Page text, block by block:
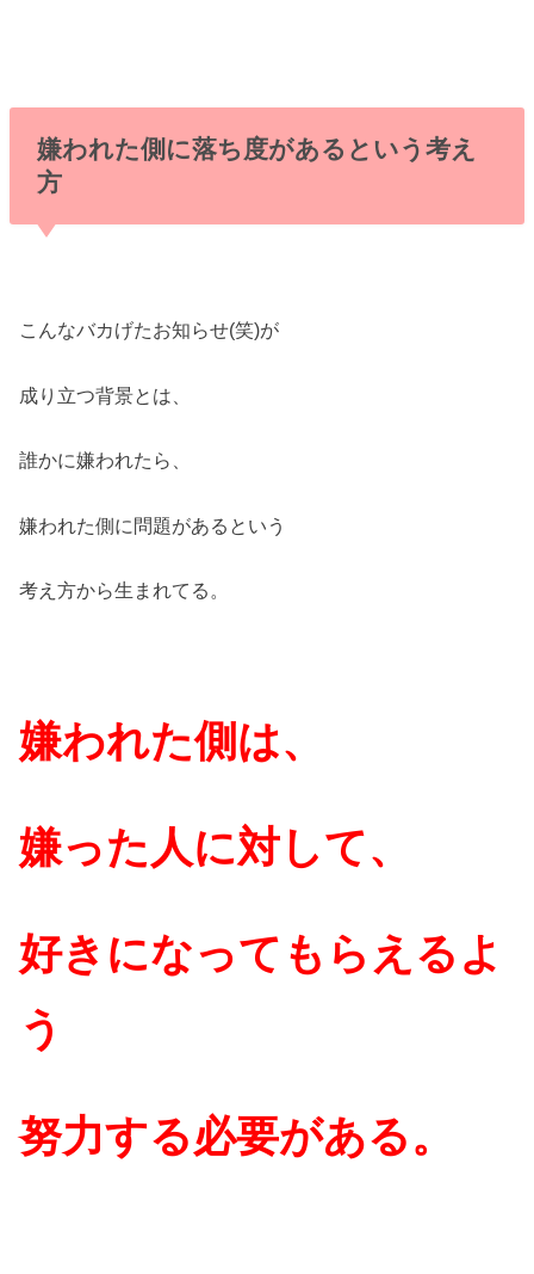
嫌われた側に落ち度があるという考え
方
こんなバカげたお知らせ(笑)が
成り立つ背景とは、
誰かに嫌われたら、
嫌われた側に問題があるという
考え方から生まれてる。
嫌われた側は、
嫌った人に対して、
好きになってもらえるよ
う
努力する必要がある。